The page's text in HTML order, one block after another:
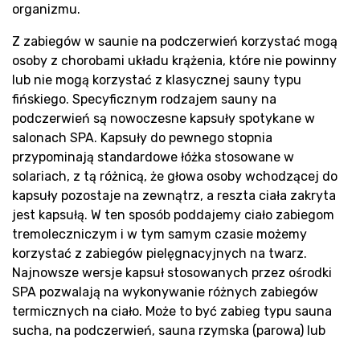
organizmu.
Z zabiegów w saunie na podczerwień korzystać mogą
osoby z chorobami układu krążenia, które nie powinny
lub nie mogą korzystać z klasycznej sauny typu
fińskiego. Specyficznym rodzajem sauny na
podczerwień są nowoczesne kapsuły spotykane w
salonach SPA. Kapsuły do pewnego stopnia
przypominają standardowe łóżka stosowane w
solariach, z tą różnicą, że głowa osoby wchodzącej do
kapsuły pozostaje na zewnątrz, a reszta ciała zakryta
jest kapsułą. W ten sposób poddajemy ciało zabiegom
tremoleczniczym i w tym samym czasie możemy
korzystać z zabiegów pielęgnacyjnych na twarz.
Najnowsze wersje kapsuł stosowanych przez ośrodki
SPA pozwalają na wykonywanie różnych zabiegów
termicznych na ciało. Może to być zabieg typu sauna
sucha, na podczerwień, sauna rzymska (parowa) lub